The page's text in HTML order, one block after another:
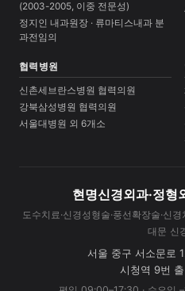
(2003-2005, 이중 전문성)
정지인 내과원장 · 류마티스내과 분
과전임의
협력병원
신촌세브란스병원 협력의원
강북삼성병원 협력의원
서울대병원 외 6개소
현명신경외과·정형
도수치료·신경성형술·풍선확장술·신경
대문 신
서울 중구 서소문로
시청역 9번